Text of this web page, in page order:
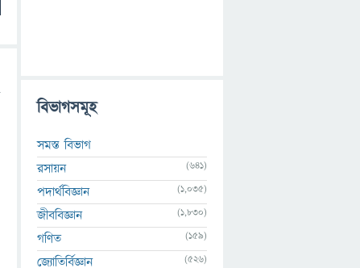
বিভাগসমূহ
সমস্ত বিভাগ
রসায়ন
(641)
পদার্থবিজ্ঞান (1,035)
জীববিজ্ঞান (1,830)
গণিত (159)
জ্যোতির্বিজ্ঞান (526)